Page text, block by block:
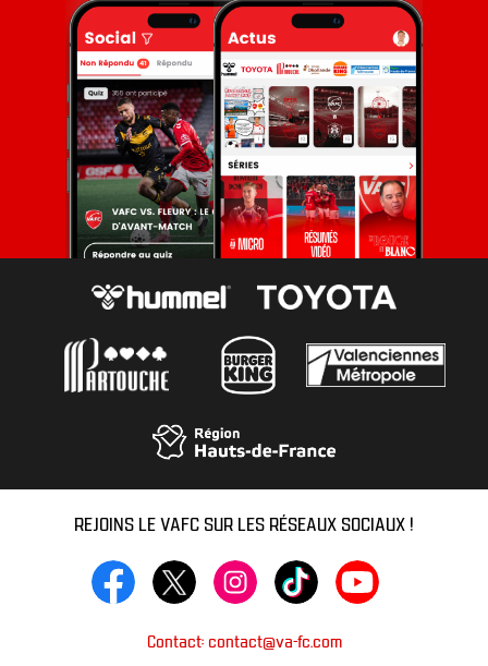
REJOINS LE VAFC SUR LES RÉSEAUX SOCIAUX !
Contact: contact@va-fc.com